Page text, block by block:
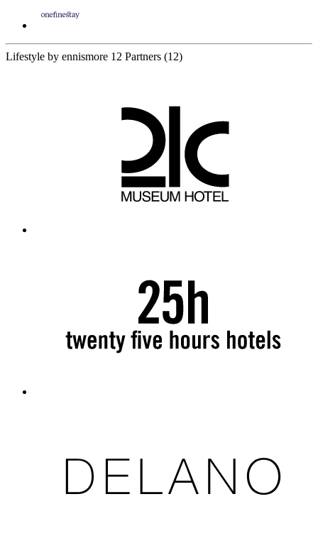
Lifestyle by ennismore 12 Partners (12)